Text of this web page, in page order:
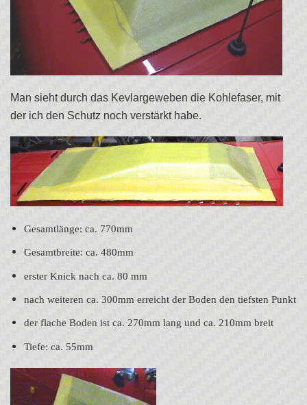
Man sieht durch das Kevlargeweben die Kohlefaser, mit
der ich den Schutz noch verstärkt habe.
Gesamtlänge: ca. 770mm
Gesamtbreite: ca. 480mm
erster Knick nach ca. 80 mm
nach weiteren ca. 300mm erreicht der Boden den tiefsten Punkt
der flache Boden ist ca. 270mm lang und ca. 210mm breit
Tiefe: ca. 55mm